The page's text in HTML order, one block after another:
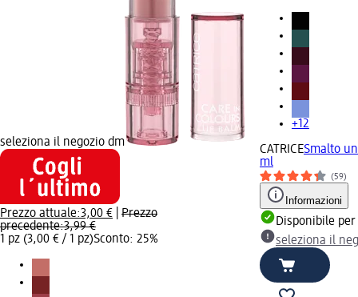
seleziona il negozio dm
Prezzo attuale:3,00 €
Prezzo
precedente:3,99 €
1 pz (3,00 € / 1 pz)Sconto: 25%
+12
CATRICESmalto
ml
(59)
Informazioni
Disponibile
seleziona il